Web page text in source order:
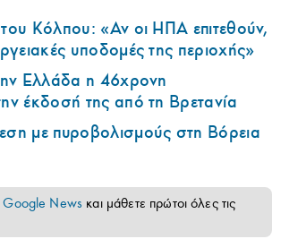
Κόλπου: «Αν οι ΗΠΑ επιτεθούν,
υποδομές της περιοχής»
Ελλάδα η 46χρονη
έκδοσή της από τη Βρετανία
με πυροβολισμούς στη Βόρεια
Google News και μάθετε πρώτοι όλες τις